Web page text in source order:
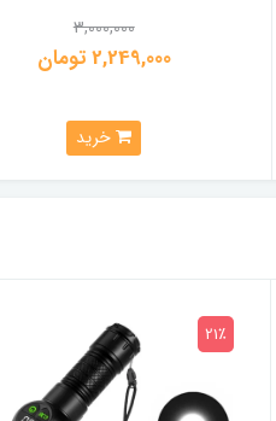
3,000,000
2,249,000 تومان
خرید
21٪